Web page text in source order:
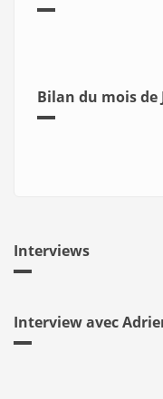
Bilan du mois de
Interviews
Interview avec